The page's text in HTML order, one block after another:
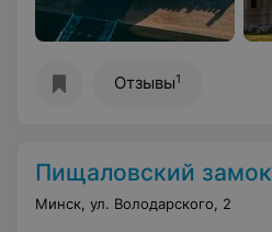
Отзывы1
Пищаловский замок
Минск, ул. Володарского, 2